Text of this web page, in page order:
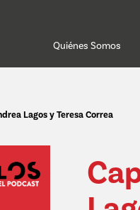
Quiénes Somos
Lagos y Teresa Correa